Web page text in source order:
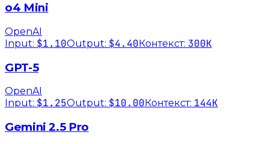
o4 Mini
OpenAI
Input: $1.10Output: $4.40Контекст: 300K
GPT-5
OpenAI
Input: $1.25Output: $10.00 Контекст: 144K
Gemini 2.5 Pro